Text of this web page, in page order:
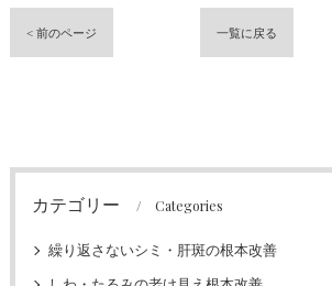
< 前のページ 一覧に戻る
カテゴリー Categories
繰り返さないシミ・肝斑の根本改善